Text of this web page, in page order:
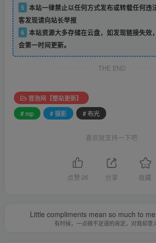
5 本站一律禁止以任何方式发布或转载任何违
客发现请向站长举报
6 本站资源大多存储在云盘，如发现链接失效
会第一时间更新。
THE END
冒泡网【整站更新】
# mp
# 摄影 # 布光
喜欢就支持一下吧
点赞 26 分享 收藏
Little compliments mean so much to
有时候，一点微不足道的肯定，对我却意